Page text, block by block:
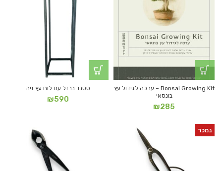
Bonsai Growing Kit – ערכה לגידול עץ
בונסאי
₪285
סטנד ברזל עם לוח עץ זית
₪590
נמכר